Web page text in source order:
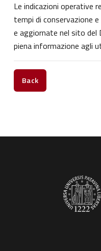
Le indicazioni operative
tempi di conservazione
e aggiornate nel sito del
piena informazione agli
Back